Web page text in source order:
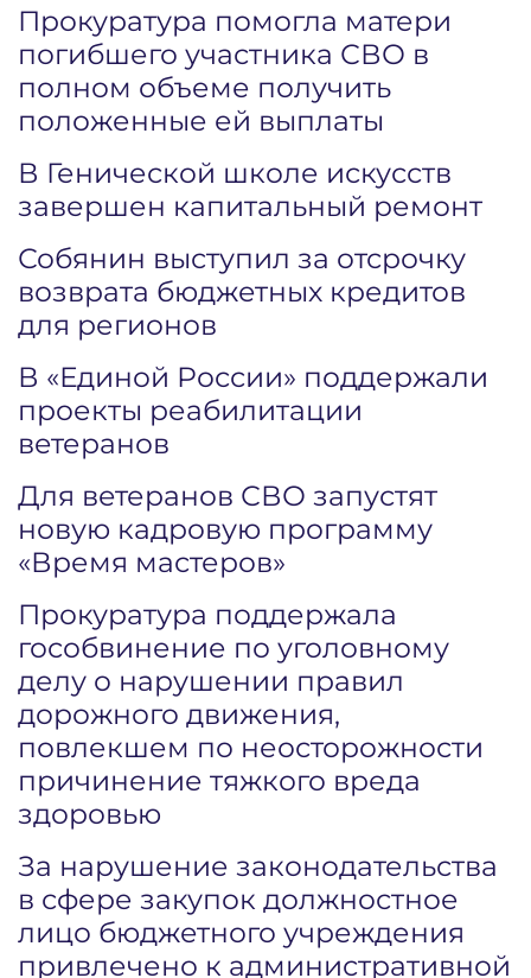
Прокуратура помогла матери
погибшего участника СВО в
полном объеме получить
положенные ей выплаты
В Генической школе искусств
завершен капитальный ремонт
Собянин выступил за отсрочку
возврата бюджетных кредитов
для регионов
В «Единой России» поддержали
проекты реабилитации
ветеранов
Для ветеранов СВО запустят
новую кадровую программу
«Время мастеров»
Прокуратура поддержала
гособвинение по уголовному
делу о нарушении правил
дорожного движения,
повлекшем по неосторожности
причинение тяжкого вреда
здоровью
За нарушение законодательства
в сфере закупок должностное
лицо бюджетного учреждения
привлечено к административной